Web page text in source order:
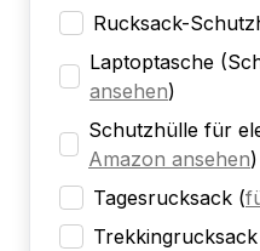
Rucksack-
Laptoptasche
ansehen)
Schutzhülle für
Amazon ansehen)
Tagesrucksack (
Trekkingrucksack